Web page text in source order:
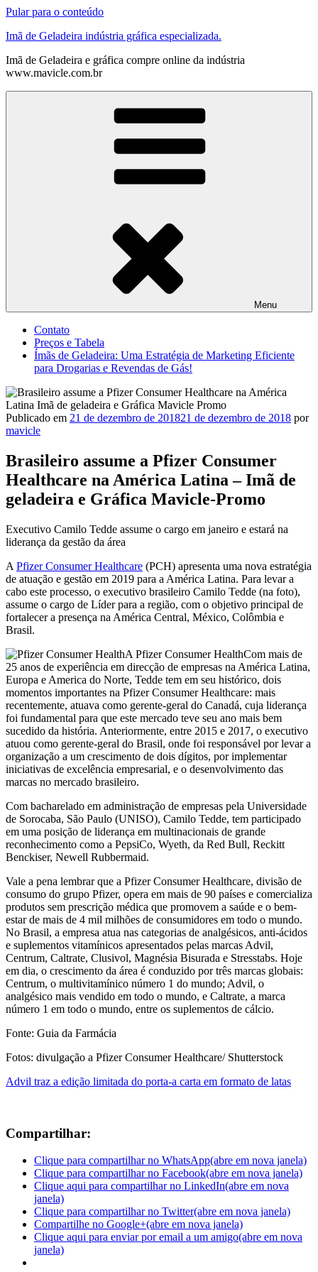
Pular para o conteúdo
Imã de Geladeira indústria gráfica especializada.
Imã de Geladeira e gráfica compre online da indústria
www.mavicle.com.br
Menu
Contato
Preços e Tabela
Ímãs de Geladeira: Uma Estratégia de Marketing Eficiente
para Drogarias e Revendas de Gás!
Publicado em 21 de dezembro de 201821 de dezembro de 2018 por
mavicle
Brasileiro assume a Pfizer Consumer
Healthcare na América Latina – Imã de
geladeira e Gráfica Mavicle-Promo
Executivo Camilo Tedde assume o cargo em janeiro e estará na
liderança da gestão da área
A Pfizer Consumer Healthcare (PCH) apresenta uma nova estratégia
de atuação e gestão em 2019 para a América Latina. Para levar a
cabo este processo, o executivo brasileiro Camilo Tedde (na foto),
assume o cargo de Líder para a região, com o objetivo principal de
fortalecer a presença na América Central, México, Colômbia e
Brasil.
A Pfizer Consumer HealthCom mais de
25 anos de experiência em direcção de empresas na América Latina,
Europa e America do Norte, Tedde tem em seu histórico, dois
momentos importantes na Pfizer Consumer Healthcare: mais
recentemente, atuava como gerente-geral do Canadá, cuja liderança
foi fundamental para que este mercado teve seu ano mais bem
sucedido da história. Anteriormente, entre 2015 e 2017, o executivo
atuou como gerente-geral do Brasil, onde foi responsável por levar a
organização a um crescimento de dois dígitos, por implementar
iniciativas de excelência empresarial, e o desenvolvimento das
marcas no mercado brasileiro.
Com bacharelado em administração de empresas pela Universidade
de Sorocaba, São Paulo (UNISO), Camilo Tedde, tem participado
em uma posição de liderança em multinacionais de grande
reconhecimento como a PepsiCo, Wyeth, da Red Bull, Reckitt
Benckiser, Newell Rubbermaid.
Vale a pena lembrar que a Pfizer Consumer Healthcare, divisão de
consumo do grupo Pfizer, opera em mais de 90 países e comercializa
produtos sem prescrição médica que promovem a saúde e o bem-
estar de mais de 4 mil milhões de consumidores em todo o mundo.
No Brasil, a empresa atua nas categorias de analgésicos, anti-ácidos
e suplementos vitamínicos apresentados pelas marcas Advil,
Centrum, Caltrate, Clusivol, Magnésia Bisurada e Stresstabs. Hoje
em dia, o crescimento da área é conduzido por três marcas globais:
Centrum, o multivitamínico número 1 do mundo; Advil, o
analgésico mais vendido em todo o mundo, e Caltrate, a marca
número 1 em todo o mundo, entre os suplementos de cálcio.
Fonte: Guia da Farmácia
Fotos: divulgação a Pfizer Consumer Healthcare/ Shutterstock
Advil traz a edição limitada do porta-a carta em formato de latas
Compartilhar:
Clique para compartilhar no WhatsApp(abre em nova janela)
Clique para compartilhar no Facebook(abre em nova janela)
Clique aqui para compartilhar no LinkedIn(abre em nova
janela)
Clique para compartilhar no Twitter(abre em nova janela)
Compartilhe no Google+(abre em nova janela)
Clique aqui para enviar por email a um amigo(abre em nova
janela)